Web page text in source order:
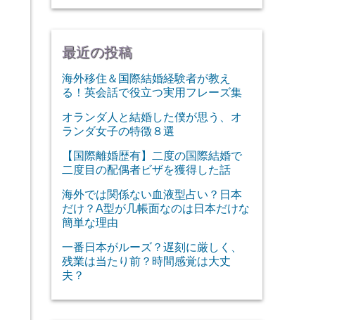
最近の投稿
海外移住＆国際結婚経験者が教え
る！英会話で役立つ実用フレーズ集
オランダ人と結婚した僕が思う、オ
ランダ女子の特徴８選
【国際離婚歴有】二度の国際結婚で
二度目の配偶者ビザを獲得した話
海外では関係ない血液型占い？日本
だけ？A型が几帳面なのは日本だけな
簡単な理由
一番日本がルーズ？遅刻に厳しく、
残業は当たり前？時間感覚は大丈
夫？